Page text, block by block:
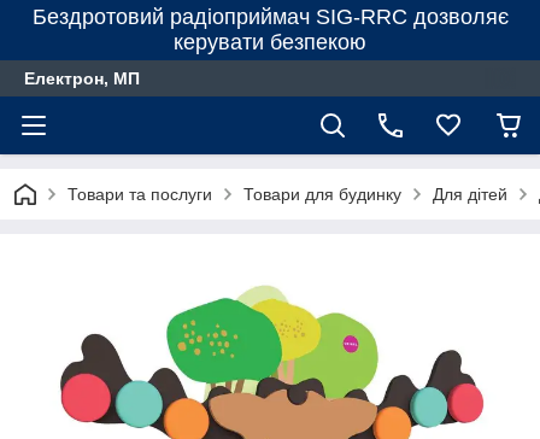
Бездротовий радіоприймач SIG-RRC дозволяє
керувати безпекою
Електрон, МП
Товари та послуги Товари для будинку Для дiтей